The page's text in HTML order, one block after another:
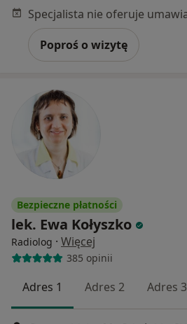
Poproś o wizytę
Bezpieczne płatności
lek. Ewa Kołyszko
Radiolog · Więcej
385 opinii
Adres 1 Adres 2 Adres 3